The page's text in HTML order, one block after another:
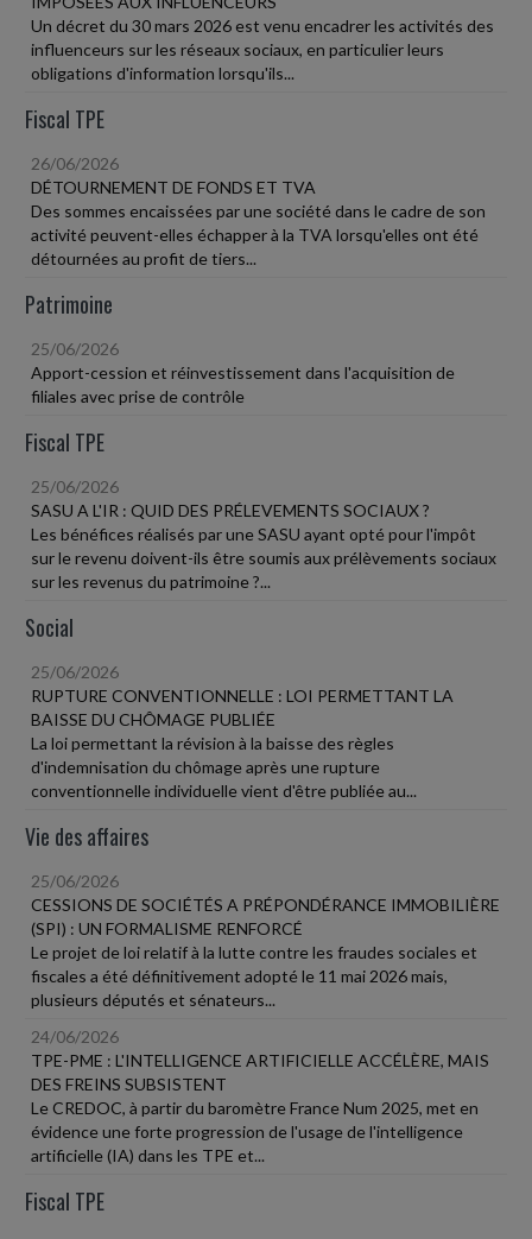
Un décret du 30 mars 2026 est venu encadrer les activités des
influenceurs sur les réseaux sociaux, en particulier leurs
obligations d'information lorsqu'ils...
Fiscal TPE
26/06/2026
DÉTOURNEMENT DE FONDS ET TVA
Des sommes encaissées par une société dans le cadre de son
activité peuvent-elles échapper à la TVA lorsqu'elles ont été
détournées au profit de tiers...
Patrimoine
25/06/2026
Apport-cession et réinvestissement dans l'acquisition de
filiales avec prise de contrôle
Fiscal TPE
25/06/2026
SASU A L'IR : QUID DES PRÉLEVEMENTS SOCIAUX ?
Les bénéfices réalisés par une SASU ayant opté pour l'impôt
sur le revenu doivent-ils être soumis aux prélèvements sociaux
sur les revenus du patrimoine ?...
Social
25/06/2026
RUPTURE CONVENTIONNELLE : LOI PERMETTANT LA
BAISSE DU CHÔMAGE PUBLIÉE
La loi permettant la révision à la baisse des règles
d'indemnisation du chômage après une rupture
conventionnelle individuelle vient d'être publiée au...
Vie des affaires
25/06/2026
CESSIONS DE SOCIÉTÉS A PRÉPONDÉRANCE IMMOBILIÈRE
(SPI) : UN FORMALISME RENFORCÉ
Le projet de loi relatif à la lutte contre les fraudes sociales et
fiscales a été définitivement adopté le 11 mai 2026 mais,
plusieurs députés et sénateurs...
24/06/2026
TPE-PME : L'INTELLIGENCE ARTIFICIELLE ACCÉLÈRE, MAIS
DES FREINS SUBSISTENT
Le CREDOC, à partir du baromètre France Num 2025, met en
évidence une forte progression de l'usage de l'intelligence
artificielle (IA) dans les TPE et...
Fiscal TPE